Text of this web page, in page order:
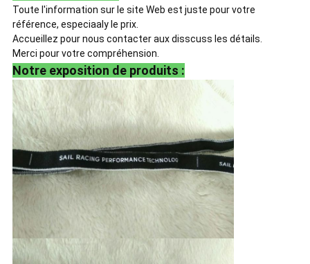
Toute l'information sur le site Web est juste pour votre
référence, especiaaly le prix.
Accueillez pour nous contacter aux disscuss les détails.
Merci pour votre compréhension.
Notre exposition de produits :